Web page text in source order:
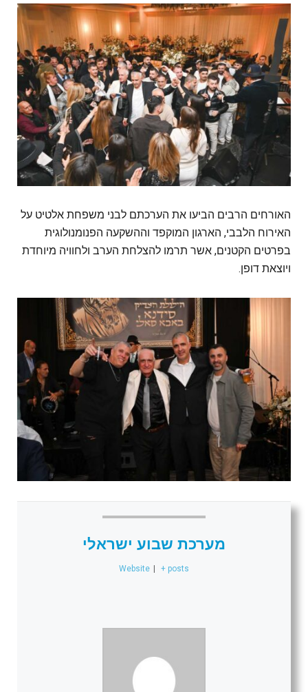
האורחים הרבים הביעו את הערכתם לבני משפחת אלטיט על
האירוח הלבבי, הארגון המוקפד וההשקעה הפנומנולוגית
בפרטים הקטנים, אשר תרמו להצלחת הערב ולחוויה מיוחדת
ויוצאת דופן.
מערכת שבוע ישראלי
Website | + posts